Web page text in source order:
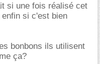
si une fois réalisé cet
si c'est bien
bonbons ils utilisent
ça?